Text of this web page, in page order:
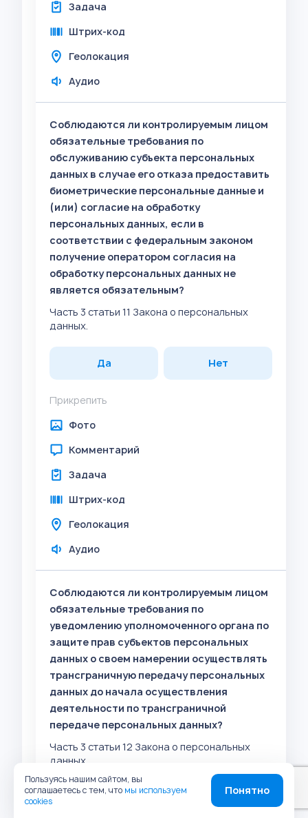
Задача
Штрих-код
Геолокация
Аудио
Соблюдаются ли контролируемым лицом
обязательные требования по
обслуживанию субъекта персональных
данных в случае его отказа предоставить
биометрические персональные данные и
(или) согласие на обработку
персональных данных, если в
соответствии с федеральным законом
получение оператором согласия на
обработку персональных данных не
является обязательным?
Часть 3 статьи 11 Закона о персональных
данных.
Да Нет
Прикрепить
Фото
Комментарий
Задача
Штрих-код
Геолокация
Аудио
Соблюдаются ли контролируемым лицом
обязательные требования по
уведомлению уполномоченного органа по
защите прав субъектов персональных
данных о своем намерении осуществлять
трансграничную передачу персональных
данных до начала осуществления
деятельности по трансграничной
передаче персональных данных?
Часть 3 статьи 12 Закона о персональных
данных.
Да Нет
Пользуясь нашим сайтом, вы
соглашаетесь с тем, что мы используем
cookies
Понятно